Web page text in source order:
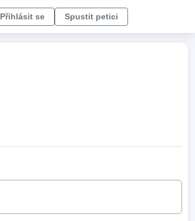
Přihlásit se Spustit petici